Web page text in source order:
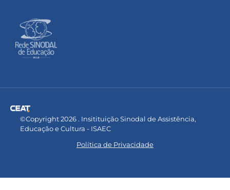
©Copyright 2026 . Insitituição Sinodal de Assistência,
Educação e Cultura - ISAEC
Política de Privacidade